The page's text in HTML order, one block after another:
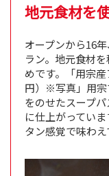
地元食材を
オープンから16
ラン。地元食材
めです。「用宗
円）※写真」用宗
をのせたスープ
に仕上がってい
タン感覚で味わえ